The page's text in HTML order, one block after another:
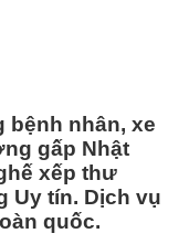
bệnh nhân, xe
gấp Nhật
xếp thư
Uy tín. Dịch vụ
quốc.